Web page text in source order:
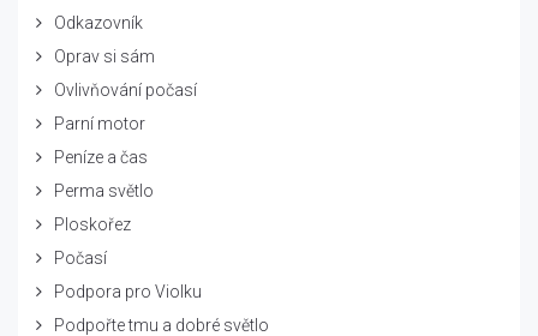
Odkazovník
Oprav si sám
Ovlivňování počasí
Parní motor
Peníze a čas
Perma světlo
Ploskořez
Počasí
Podpora pro Violku
Podpořte tmu a dobré světlo